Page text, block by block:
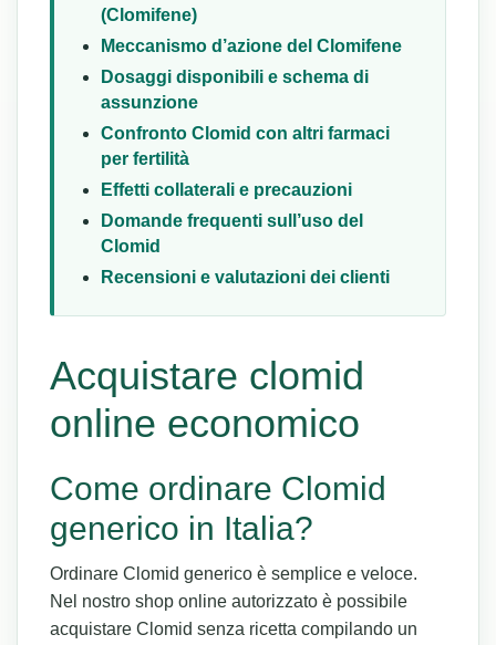
(Clomifene)
Meccanismo d’azione del Clomifene
Dosaggi disponibili e schema di
assunzione
Confronto Clomid con altri farmaci
per fertilità
Effetti collaterali e precauzioni
Domande frequenti sull’uso del
Clomid
Recensioni e valutazioni dei clienti
Acquistare clomid
online economico
Come ordinare Clomid
generico in Italia?
Ordinare Clomid generico è semplice e veloce.
Nel nostro shop online autorizzato è possibile
acquistare Clomid senza ricetta compilando un